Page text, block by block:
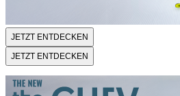
JETZT ENTDECKEN
JETZT ENTDECKEN